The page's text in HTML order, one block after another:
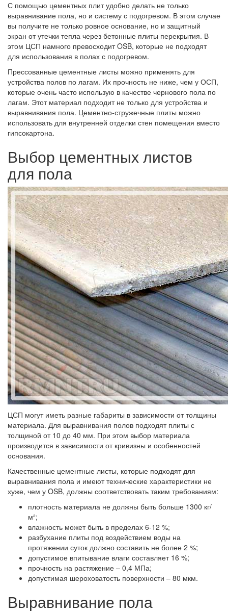
С помощью цементных плит удобно делать не только
выравнивание пола, но и систему с подогревом. В этом случае
вы получите не только ровное основание, но и защитный
экран от утечки тепла через бетонные плиты перекрытия. В
этом ЦСП намного превосходит OSB, которые не подходят
для использования в полах с подогревом.
Прессованные цементные листы можно применять для
устройства полов по лагам. Их прочность не ниже, чем у ОСП,
которые очень часто использую в качестве чернового пола по
лагам. Этот материал подходит не только для устройства и
выравнивания пола. Цементно-стружечные плиты можно
использовать для внутренней отделки стен помещения вместо
гипсокартона.
Выбор цементных листов
для пола
ЦСП могут иметь разные габариты в зависимости от толщины
материала. Для выравнивания полов подходят плиты с
толщиной от 10 до 40 мм. При этом выбор материала
производится в зависимости от кривизны и особенностей
основания.
Качественные цементные листы, которые подходят для
выравнивания пола и имеют технические характеристики не
хуже, чем у OSB, должны соответствовать таким требованиям:
плотность материала не должны быть больше 1300 кг/
м²;
влажность может быть в пределах 6-12 %;
разбухание плиты под воздействием воды на
протяжении суток должно составить не более 2 %;
допустимое впитывание влаги составляет 16 %;
прочность на растяжение – 0,4 МПа;
допустимая шероховатость поверхности – 80 мкм.
Выравнивание пола